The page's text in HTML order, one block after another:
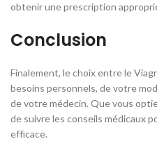
obtenir une prescription
Conclusion
Finalement, le choix entre le
besoins personnels, de votre
de votre médecin. Que vous
de suivre les conseils médicaux
efficace.